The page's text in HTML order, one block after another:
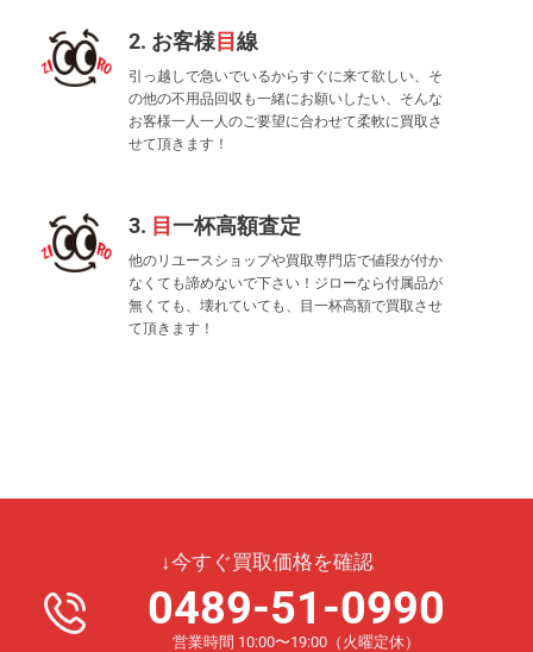
2. お客様目線
引っ越しで急いでいるからすぐに来て欲しい、そ
の他の不用品回収も一緒にお願いしたい、そんな
お客様一人一人のご要望に合わせて柔軟に買取さ
せて頂きます！
3. 目一杯高額査定
他のリユースショップや買取専門店で値段が付か
なくても諦めないで下さい！ジローなら付属品が
無くても、壊れていても、目一杯高額で買取させ
て頂きます！
↓今すぐ買取価格を確認
0489-51-0990
営業時間 10:00〜19:00（火曜定休）